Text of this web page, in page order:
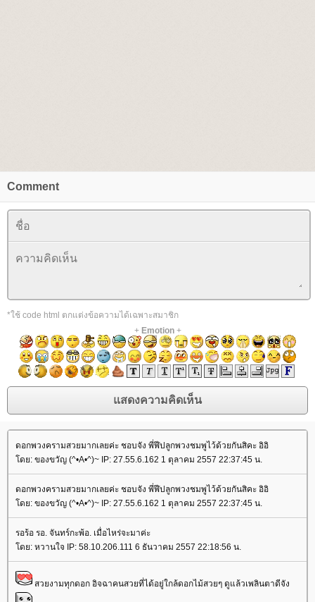
Comment
*ใช้ code html ตกแต่งข้อความได้เฉพาะสมาชิก
+ Emotion+
ดอกพวงครามสวยมากเลยค่ะ ชอบจัง พี่ฬีปลูกพวงชมพูไว้ด้วยกันสิคะ อิอิ
ดย: ของขวัญ (^•A•^)~ IP: 27.55.6.162 1 ตุลาคม 2557 22:37:45 น.
ดอกพวงครามสวยมากเลยค่ะ ชอบจัง พี่ฬีปลูกพวงชมพูไว้ด้วยกันสิคะ อิอิ
ดย: ของขวัญ (^•A•^)~ IP: 27.55.6.162 1 ตุลาคม 2557 22:37:45 น.
รอร้อ รอ. จันทร์กะพ้อ. เมื่อไหร่จะมาค่ะ
ดย: หวานใจ IP: 58.10.206.111 6 ธันวาคม 2557 22:18:56 น.
สวยงามทุกดอก อิจฉาคนสวยที่ได้อยู่ใกล้ดอกไม้สวยๆ ดูแล้วเพลินตาดีจัง